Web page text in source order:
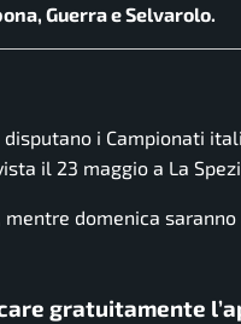
Guerra e Selvarolo.
i Campionati
il 23 maggio a La
domenica saranno
gratuitamente